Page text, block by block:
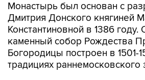
Монастырь был основан с
Дмитрия Донского княгиней
Константиновной в 1386 году.
каменный собор Рождества
Богородицы построен в 1501-
традициях раннемосковского